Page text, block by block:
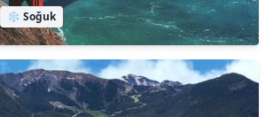
❄️ Soğuk